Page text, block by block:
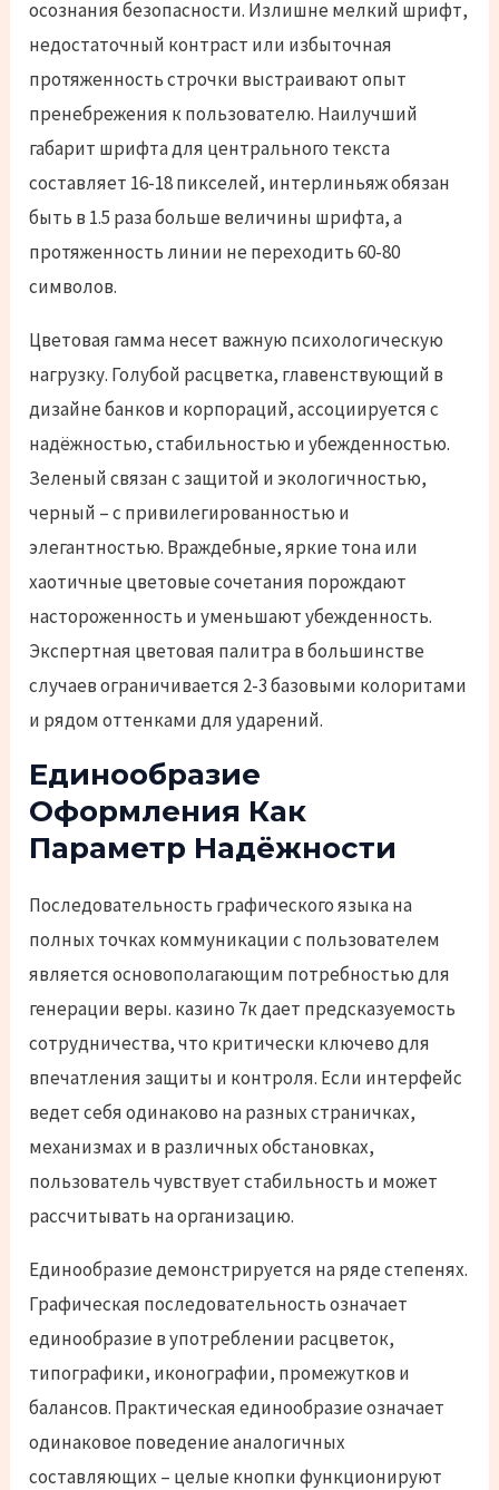
осознания безопасности. Излишне мелкий шрифт,
недостаточный контраст или избыточная
протяженность строчки выстраивают опыт
пренебрежения к пользователю. Наилучший
габарит шрифта для центрального текста
составляет 16-18 пикселей, интерлиньяж обязан
быть в 1.5 раза больше величины шрифта, а
протяженность линии не переходить 60-80
символов.
Цветовая гамма несет важную психологическую
нагрузку. Голубой расцветка, главенствующий в
дизайне банков и корпораций, ассоциируется с
надёжностью, стабильностью и убежденностью.
Зеленый связан с защитой и экологичностью,
черный – с привилегированностью и
элегантностью. Враждебные, яркие тона или
хаотичные цветовые сочетания порождают
настороженность и уменьшают убежденность.
Экспертная цветовая палитра в большинстве
случаев ограничивается 2-3 базовыми колоритами
и рядом оттенками для ударений.
Единообразие
Оформления Как
Параметр Надёжности
Последовательность графического языка на
полных точках коммуникации с пользователем
является основополагающим потребностью для
генерации веры. казино 7к дает предсказуемость
сотрудничества, что критически ключево для
впечатления защиты и контроля. Если интерфейс
ведет себя одинаково на разных страничках,
механизмах и в различных обстановках,
пользователь чувствует стабильность и может
рассчитывать на организацию.
Единообразие демонстрируется на ряде степенях.
Графическая последовательность означает
единообразие в употреблении расцветок,
типографики, иконографии, промежутков и
балансов. Практическая единообразие означает
одинаковое поведение аналогичных
составляющих – целые кнопки функционируют